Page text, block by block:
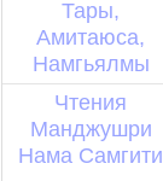
Тары,
Амитаюса,
Намгьялмы
Чтения
Манджушри
Нама Самгити